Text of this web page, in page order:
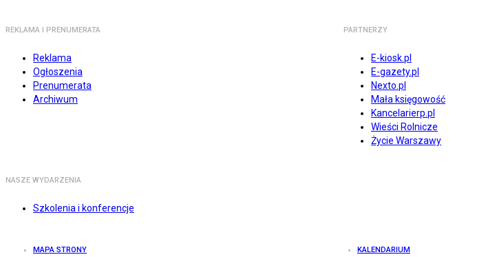
REKLAMA I PRENUMERATA
Reklama
Ogłoszenia
Prenumerata
Archiwum
PARTNERZY
E-kiosk.pl
E-gazety.pl
Nexto.pl
Mała księgowość
Kancelarierp.pl
Wieści Rolnicze
Życie Warszawy
NASZE WYDARZENIA
Szkolenia i konferencje
MAPA STRONY KALENDARIUM